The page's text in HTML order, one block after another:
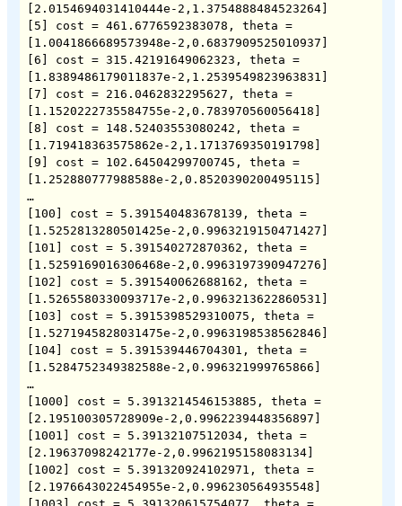
[2.0154694031410444e-2,1.3754888484523264]
[5] cost = 461.6776592383078, theta =
[1.0041866689573948e-2,0.6837909525010937]
[6] cost = 315.42191649062323, theta =
[1.8389486179011837e-2,1.2539549823963831]
[7] cost = 216.0462832295627, theta =
[1.1520222735584755e-2,0.783970560056418]
[8] cost = 148.52403553080242, theta =
[1.719418363575862e-2,1.1713769350191798]
[9] cost = 102.64504299700745, theta =
[1.252880777988588e-2,0.8520390200495115]
…
[100] cost = 5.391540483678139, theta =
[1.5252813280501425e-2,0.9963219150471427]
[101] cost = 5.391540272870362, theta =
[1.5259169016306468e-2,0.9963197390947276]
[102] cost = 5.391540062688162, theta =
[1.5265580330093717e-2,0.9963213622860531]
[103] cost = 5.3915398529310075, theta =
[1.5271945828031475e-2,0.9963198538562846]
[104] cost = 5.391539446704301, theta =
[1.5284752349382588e-2,0.996321999765866]
…
[1000] cost = 5.3913214546153885, theta =
[2.195100305728909e-2,0.9962239448356897]
[1001] cost = 5.39132107512034, theta =
[2.19637098242177e-2,0.9962195158083134]
[1002] cost = 5.391320924102971, theta =
[2.1976643022454955e-2,0.996230564935548]